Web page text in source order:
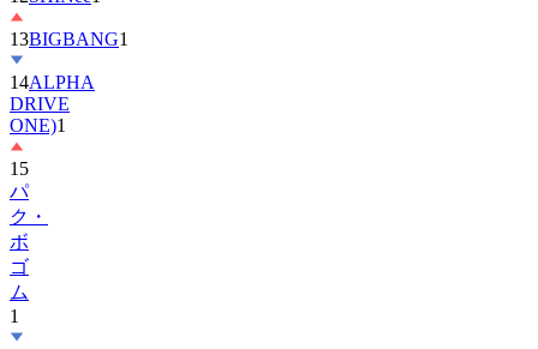
14ALPHA
DRIVE
ONE)1
15
パ
ク・
ボ
ゴ
ム
1
16